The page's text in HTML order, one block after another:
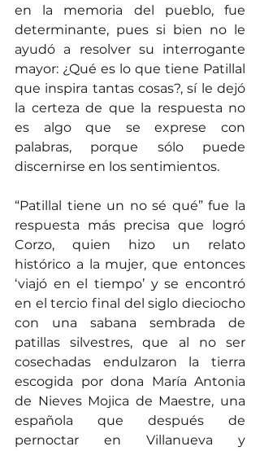
en la memoria del pueblo, fue
determinante, pues si bien no le
ayudó a resolver su interrogante
mayor: ¿Qué es lo que tiene Patillal
que inspira tantas cosas?, sí le dejó
la certeza de que la respuesta no
es algo que se exprese con
palabras, porque sólo puede
discernirse en los sentimientos.
“Patillal tiene un no sé qué” fue la
respuesta más precisa que logró
Corzo, quien hizo un relato
histórico a la mujer, que entonces
‘viajó en el tiempo’ y se encontró
en el tercio final del siglo dieciocho
con una sabana sembrada de
patillas silvestres, que al no ser
cosechadas endulzaron la tierra
escogida por dona María Antonia
de Nieves Mojica de Maestre, una
española que después de
pernoctar en Villanueva y